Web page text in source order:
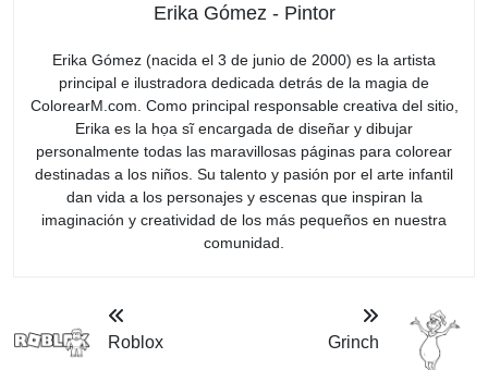
Erika Gómez - Pintor
Erika Gómez (nacida el 3 de junio de 2000) es la artista
principal e ilustradora dedicada detrás de la magia de
ColorearM.com. Como principal responsable creativa del sitio,
Erika es la họa sĩ encargada de diseñar y dibujar
personalmente todas las maravillosas páginas para colorear
destinadas a los niños. Su talento y pasión por el arte infantil
dan vida a los personajes y escenas que inspiran la
imaginación y creatividad de los más pequeños en nuestra
comunidad.
Roblox Grinch